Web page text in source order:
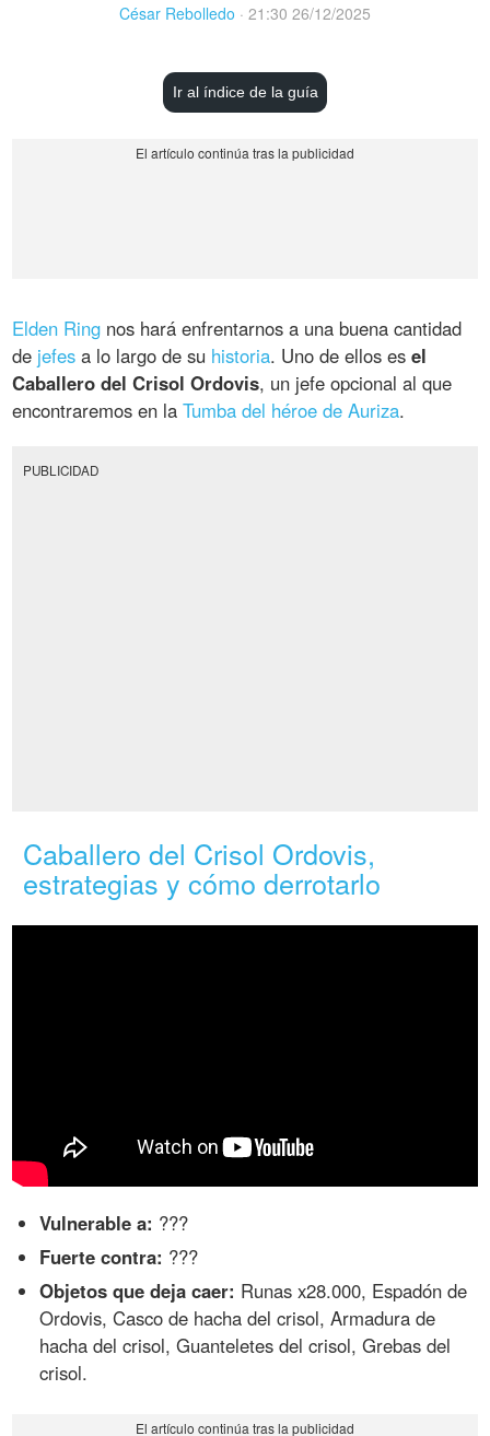
César Rebolledo · 21:30 26/12/2025
Ir al índice de la guía
Elden Ring nos hará enfrentarnos a una buena cantidad
de jefes a lo largo de su historia. Uno de ellos esel
Caballero del Crisol Ordovis, un jefe opcional al que
encontraremos en laTumba del héroe de Auriza.
PUBLICIDAD
Caballero del Crisol Ordovis,
estrategias y cómo derrotarlo
Vulnerable a: ???
Fuerte contra: ???
Objetos que deja caer: Runas x28.000, Espadón de
Ordovis, Casco de hacha del crisol, Armadura de
hacha del crisol, Guanteletes del crisol, Grebas del
crisol.